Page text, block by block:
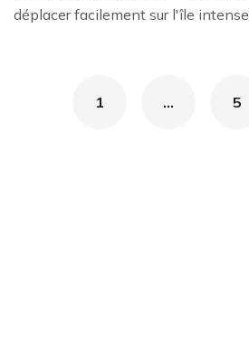
déplacer facilement sur l'île intense.
1 … 5